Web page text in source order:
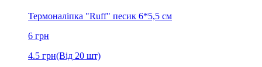
Термоналіпка "Ruff" песик 6*5,5 см
6 грн
4.5 грн(Від 20 шт)